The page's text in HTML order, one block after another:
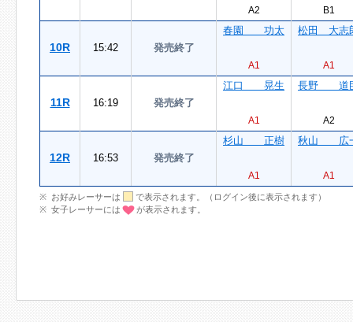
A2 B1
10R 15:42 発売終了
春園 功太
A1
松田 大志
A1
11R 16:19 発売終了
江口 晃生
A1
長野 道
A2
12R 16:53 発売終了
杉山 正樹
A1
秋山 広
A1
お好みレーサーは
で表示されます。（ログイン後に表示されます）
女子レーサーには
が表示されます。